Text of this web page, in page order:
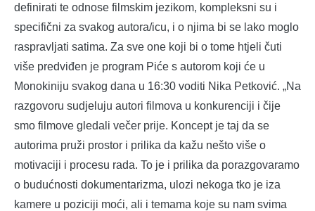
definirati te odnose filmskim jezikom, kompleksni su i
specifični za svakog autora/icu, i o njima bi se lako moglo
raspravljati satima. Za sve one koji bi o tome htjeli čuti
više predviđen je program Piće s autorom koji će u
Monokiniju svakog dana u 16:30 voditi Nika Petković. „Na
razgovoru sudjeluju autori filmova u konkurenciji i čije
smo filmove gledali večer prije. Koncept je taj da se
autorima pruži prostor i prilika da kažu nešto više o
motivaciji i procesu rada. To je i prilika da porazgovaramo
o budućnosti dokumentarizma, ulozi nekoga tko je iza
kamere u poziciji moći, ali i temama koje su nam svima